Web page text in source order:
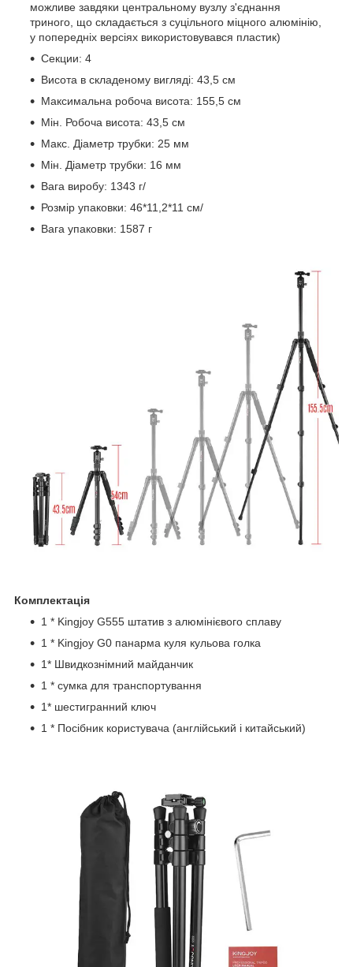
можливе завдяки центральному вузлу з'єднання
триного, що складається з суцільного міцного алюмінію,
у попередніх версіях використовувався пластик)
Секции: 4
Висота в складеному вигляді: 43,5 см
Максимальна робоча висота: 155,5 см
Мін. Робоча висота: 43,5 см
Макс. Діаметр трубки: 25 мм
Мін. Діаметр трубки: 16 мм
Вага виробу: 1343 г/
Розмір упаковки: 46*11,2*11 см/
Вага упаковки: 1587 г
Комплектація
1 * Kingjoy G555 штатив з алюмінієвого сплаву
1 * Kingjoy G0 панарма куля кульова голка
1* Швидкознімний майданчик
1 * сумка для транспортування
1* шестигранний ключ
1 * Посібник користувача (англійський і китайський)